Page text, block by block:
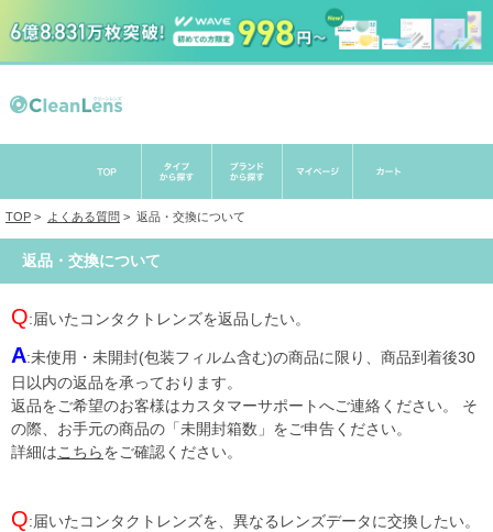
TOP > よくある質問 > 返品・交換について
返品・交換について
Q:届いたコンタクトレンズを返品したい。
A:未使用・未開封(包装フィルム含む)の商品に限り、商品到着後30
日以内の返品を承っております。
返品をご希望のお客様はカスタマーサポートへご連絡ください。 そ
の際、お手元の商品の「未開封箱数」をご申告ください。
詳細はこちらをご確認ください。
Q:届いたコンタクトレンズを、異なるレンズデータに交換したい。